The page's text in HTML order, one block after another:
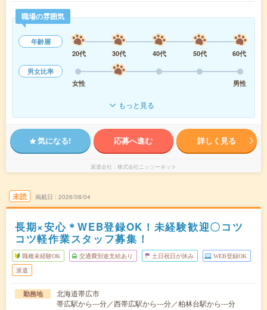
職場の雰囲気
年齢層
20代
30代 40代 50代
60代
男女比率
女性
男性
もっと見る
気になる! 応募へ進む 詳しく見る
派遣会社 株式会社ニッソーネット
未読 掲載日 2026/08/04
長期×安心＊WEB登録OK！未経験歓迎〇コツ
コツ軽作業スタッフ募集！
職種未経験OK 交通費別途支給あり 土日祝日が休み WEB登録OK
派遣
勤務地
北海道帯広市
帯広駅から---分／西帯広駅から---分／柏林台駅から---分